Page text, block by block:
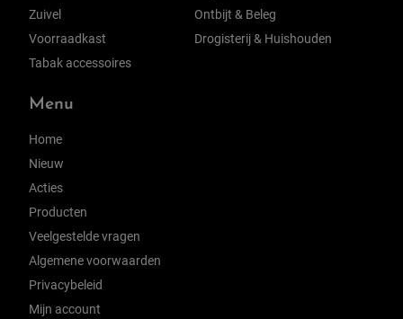
Zuivel
Voorraadkast
Tabak accessoires
Ontbijt & Beleg
Drogisterij & Huishouden
Menu
Home
Nieuw
Acties
Producten
Veelgestelde vragen
Algemene voorwaarden
Privacybeleid
Mijn account